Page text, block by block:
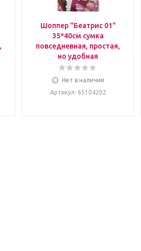
Шоппер "Беатрис 01"
35*40см сумка
повседневная, простая,
но удобная
Нет в наличии
Артикул: 65104202